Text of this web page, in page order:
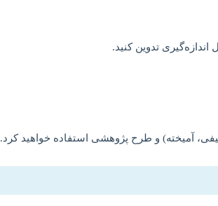
تدوین کنید.
آمیخته) و طرح پژوهشی استفاده خواهید کرد.